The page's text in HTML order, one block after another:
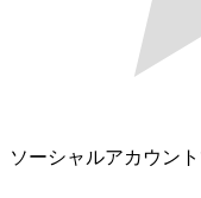
ソーシャルアカウン